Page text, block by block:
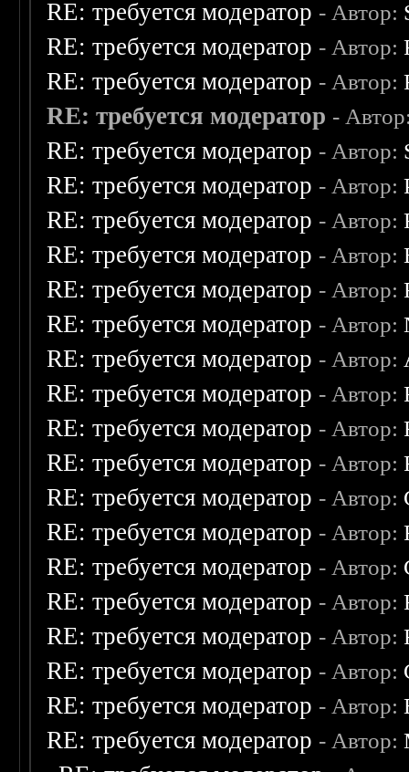
RE: требуется модератор - Автор:
RE: требуется модератор - Автор:
RE: требуется модератор - Автор:
RE: требуется модератор -
RE: требуется модератор - Автор:
RE: требуется модератор - Автор:
RE: требуется модератор - Автор:
RE: требуется модератор - Автор:
RE: требуется модератор - Автор:
RE: требуется модератор - Автор:
RE: требуется модератор - Автор:
RE: требуется модератор - Автор:
RE: требуется модератор - Автор:
RE: требуется модератор - Автор:
RE: требуется модератор - Автор:
RE: требуется модератор - Автор:
RE: требуется модератор - Автор:
RE: требуется модератор - Автор:
RE: требуется модератор - Автор:
RE: требуется модератор - Автор:
RE: требуется модератор - Автор:
RE: требуется модератор - Автор: